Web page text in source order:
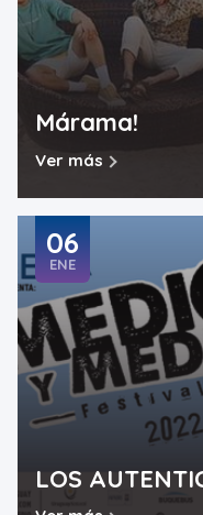
Márama!
Ver más
LOS
06
ENE